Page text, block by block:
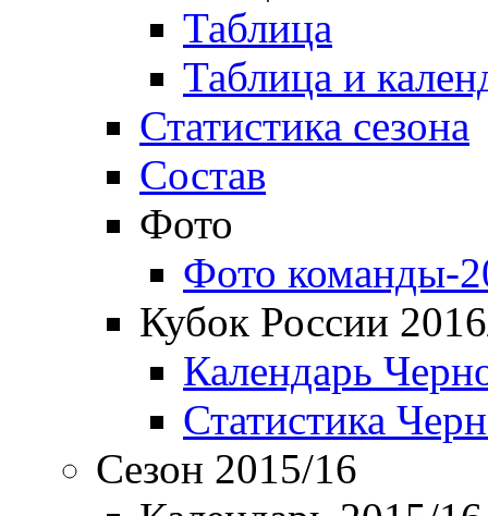
Таблица
Таблица и
Статистика сезона
Состав
Фото
Фото команды-
Кубок России
Календарь
Статистика
Сезон 2015/16